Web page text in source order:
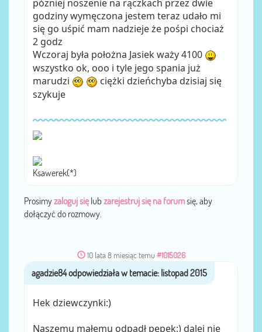
pózniej noszenie na rączkach przez dwie
godziny wymęczona jestem teraz udało mi
się go uśpić mam nadzieje że pośpi chociaż
2 godz
Wczoraj była położna Jasiek waży 4100
wszystko ok, ooo i tyle jego spania już
marudzi
ciężki dzieńchyba dzisiaj się
szykuje
Ksawerek(*)
Prosimyzaloguj sięlub zarejestruj się na forumsię, aby
dołączyć do rozmowy.
10 lata 8 miesiąc temu #1015026
przezagadzie84
Hek dziewczynki:)
Naszemu małemu odpadł pępek:) dalej nie